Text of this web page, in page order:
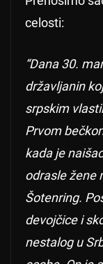
celosti:
“Dana 30.
državljanin
srpskim
Prvom
kada je
odrasle žene
Šotenring.
devojčice i
nestalog u